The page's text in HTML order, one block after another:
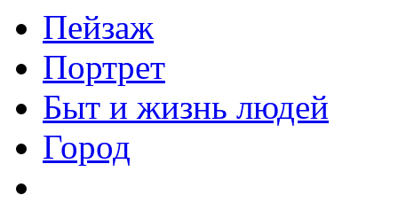
Пейзаж
Портрет
Быт и жизнь людей
Город